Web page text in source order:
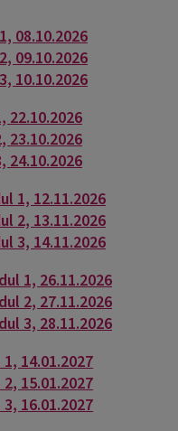
08.10.2026
09.10.2026
10.10.2026
22.10.2026
23.10.2026
24.10.2026
1, 12.11.2026
2, 13.11.2026
3, 14.11.2026
1, 26.11.2026
2, 27.11.2026
3, 28.11.2026
14.01.2027
15.01.2027
16.01.2027